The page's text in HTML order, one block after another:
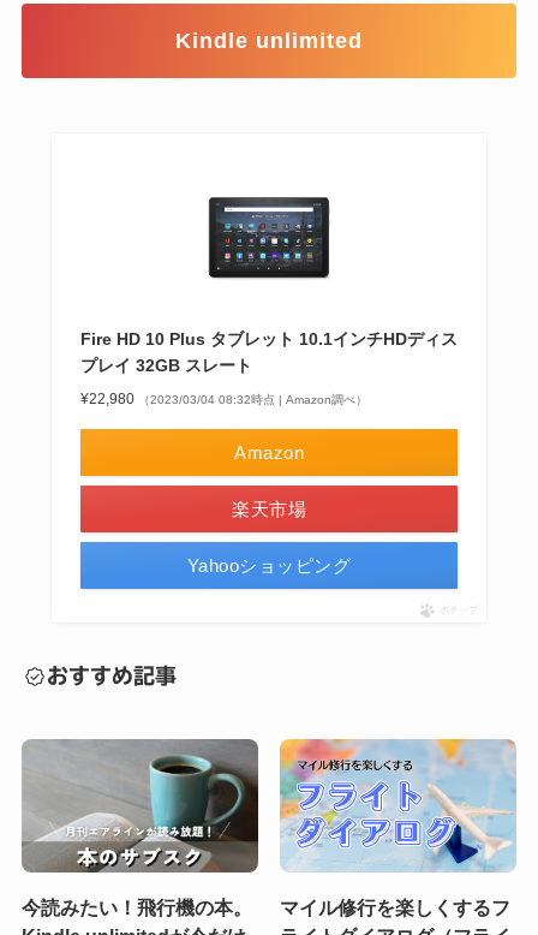
Kindle unlimited
Fire HD 10 Plus タブレット 10.1インチHDディス
プレイ 32GB スレート
¥22,980 （2023/03/04 08:32時点 | Amazon調べ）
Amazon
楽天市場
Yahooショッピング
ポチップ
おすすめ記事
今読みたい！飛行機の本。
マイル修行を楽しくするフ